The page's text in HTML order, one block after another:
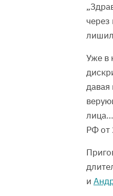
через
Уже в
давая
РФ от
и